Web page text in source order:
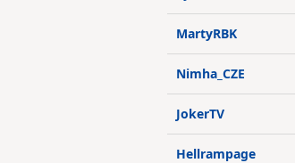
MartyRBK
Nimha_CZE
JokerTV
Hellrampage